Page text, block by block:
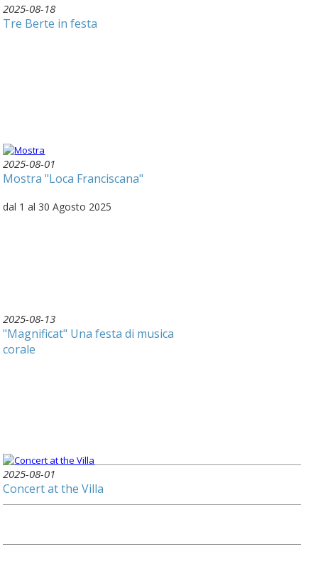
2025-08-18
Tre Berte in festa
2025-08-01
Mostra "Loca Franciscana"
dal 1 al 30 Agosto 2025
2025-08-13
"Magnificat" Una festa di musica
corale
2025-08-01
Concert at the Villa